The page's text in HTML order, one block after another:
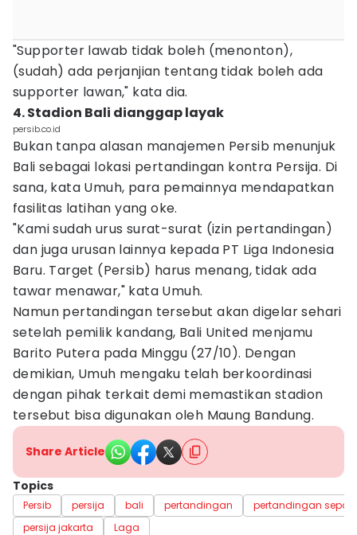
"Supporter lawab tidak boleh (menonton),
(sudah) ada perjanjian tentang tidak boleh ada
supporter lawan," kata dia.
4. Stadion Bali dianggap layak
persib.co.id
Bukan tanpa alasan manajemen Persib menunjuk
Bali sebagai lokasi pertandingan kontra Persija. Di
sana, kata Umuh, para pemainnya mendapatkan
fasilitas latihan yang oke.
"Kami sudah urus surat-surat (izin pertandingan)
dan juga urusan lainnya kepada PT Liga Indonesia
Baru. Target (Persib) harus menang, tidak ada
tawar menawar," kata Umuh.
Namun pertandingan tersebut akan digelar sehari
setelah pemilik kandang, Bali United menjamu
Barito Putera pada Minggu (27/10). Dengan
demikian, Umuh mengaku telah berkoordinasi
dengan pihak terkait demi memastikan stadion
tersebut bisa digunakan oleh Maung Bandung.
Share Article
Topics
Persib persija bali pertandingan
pertandingan sepak
persija jakarta
Laga